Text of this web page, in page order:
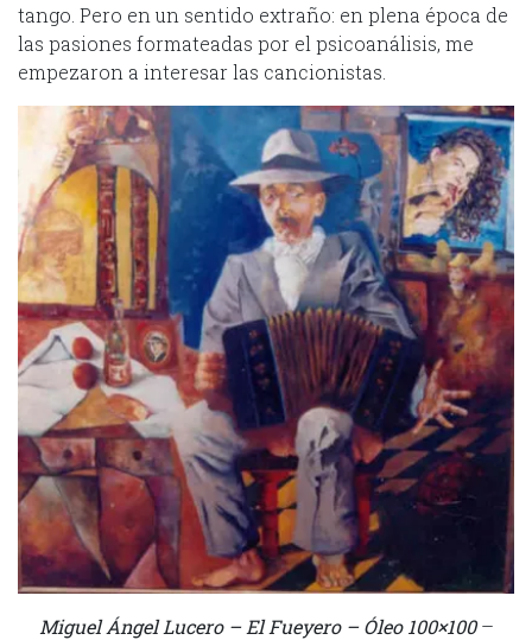
tango. Pero en un sentido extraño: en plena época de
las pasiones formateadas por el psicoanálisis, me
empezaron a interesar las cancionistas.
Miguel Ángel Lucero – El Fueyero – Óleo 100×100–